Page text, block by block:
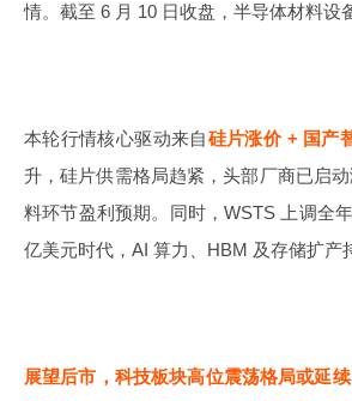
情。截至 6 月 10 日收盘，半导体材料设
本轮行情核心驱动来自硅片涨价 + 国产
升，硅片供需格局趋紧，头部厂商已启
料环节盈利预期。同时，WSTS 上调全
亿美元时代，AI 算力、HBM 及存储扩
展望后市，科技板块高位震荡格局或延